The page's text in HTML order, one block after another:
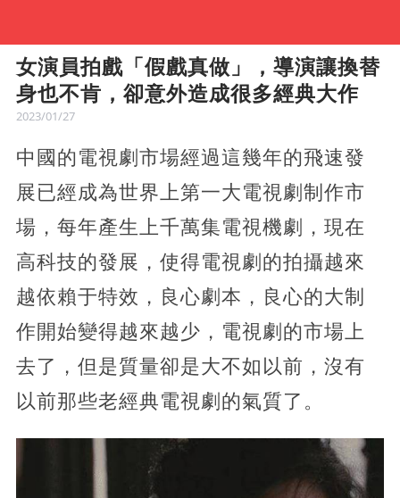
女演員拍戲「假戲真做」，導演讓換替
身也不肯，卻意外造成很多經典大作
2023/01/27
中國的電視劇市場經過這幾年的飛速發
展已經成為世界上第一大電視劇制作市
場，每年產生上千萬集電視機劇，現在
高科技的發展，使得電視劇的拍攝越來
越依賴于特效，良心劇本，良心的大制
作開始變得越來越少，電視劇的市場上
去了，但是質量卻是大不如以前，沒有
以前那些老經典電視劇的氣質了。